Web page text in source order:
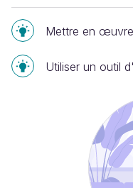
Mettre en
Utiliser un outil